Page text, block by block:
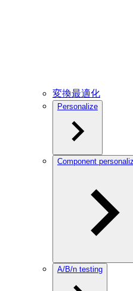
変換最適化
Personalize
Component
A/B/n testing